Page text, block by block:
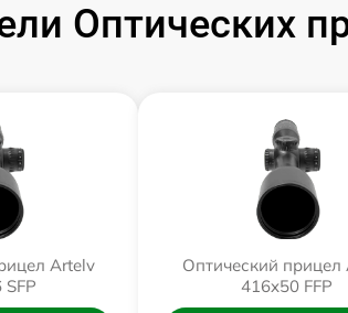
Оптических
Artelv
Оптический прицел
416x50 FFP